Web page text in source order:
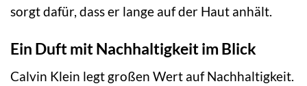
sorgt dafür, dass er lange auf der Haut anhält.
Ein Duft mit Nachhaltigkeit im Blick
Calvin Klein legt großen Wert auf Nachhaltigkeit.